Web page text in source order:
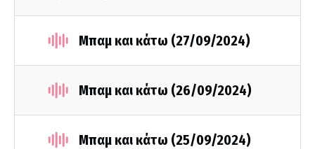
Μπαμ και κάτω (27/09/2024)
Μπαμ και κάτω (26/09/2024)
Μπαμ και κάτω (25/09/2024)